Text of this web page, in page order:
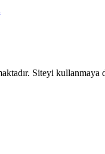
Siteyi kullanmaya